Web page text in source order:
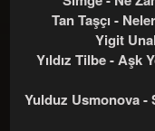
Tan Taşçı -
Yigit
Yıldız Tilbe - Aşk
Yulduz Usmonova -